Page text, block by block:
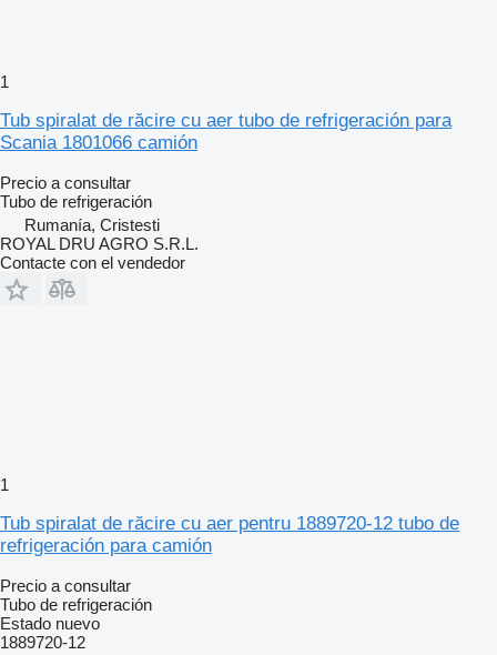
1
Tub spiralat de răcire cu aer tubo de refrigeración para
Scania 1801066 camión
Precio a consultar
Tubo de refrigeración
Rumanía, Cristesti
ROYAL DRU AGRO S.R.L.
Contacte con el vendedor
1
Tub spiralat de răcire cu aer pentru 1889720-12 tubo de
refrigeración para camión
Precio a consultar
Tubo de refrigeración
Estado nuevo
1889720-12